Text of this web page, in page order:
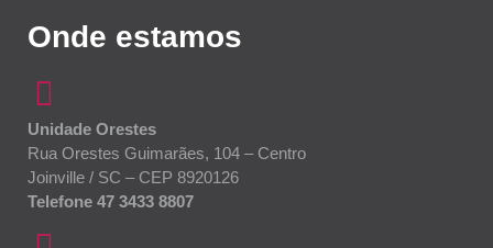
Onde estamos
Unidade Orestes
Rua Orestes Guimarães, 104 – Centro
Joinville / SC – CEP 8920126
Telefone 47 3433 8807